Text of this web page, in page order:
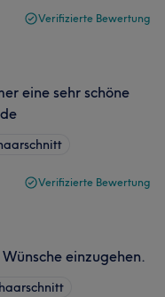
Verifizierte Bewertung
eine sehr schöne
Verifizierte Bewertung
einzugehen.